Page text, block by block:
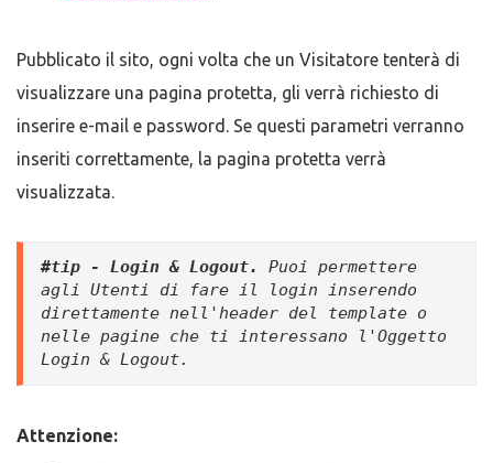
Pubblicato il sito, ogni volta che un Visitatore tenterà di
visualizzare una pagina protetta, gli verrà richiesto di
inserire e-mail e password. Se questi parametri verranno
inseriti correttamente, la pagina protetta verrà
visualizzata.
#tip - Login & Logout. Puoi permettere
agli Utenti di fare il login inserendo
direttamente nell'header del template o
nelle pagine che ti interessano l'Oggetto
Login & Logout.
Attenzione: